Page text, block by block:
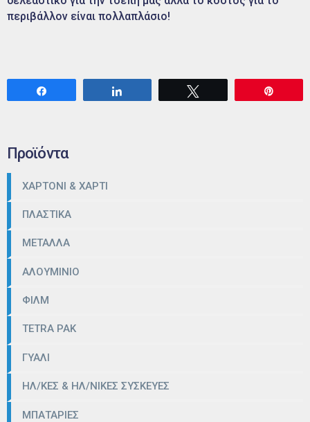
περιβάλλον είναι πολλαπλάσιο!
Προϊόντα
ΧΑΡΤΟΝΙ & ΧΑΡΤΙ
ΠΛΑΣΤΙΚΑ
ΜΕΤΑΛΛΑ
ΑΛΟΥΜΙΝΙΟ
ΦΙΛΜ
TETRA PAK
ΓΥΑΛΙ
ΗΛ/ΚΕΣ & ΗΛ/ΝΙΚΕΣ ΣΥΣΚΕΥΕΣ
ΜΠΑΤΑΡΙΕΣ